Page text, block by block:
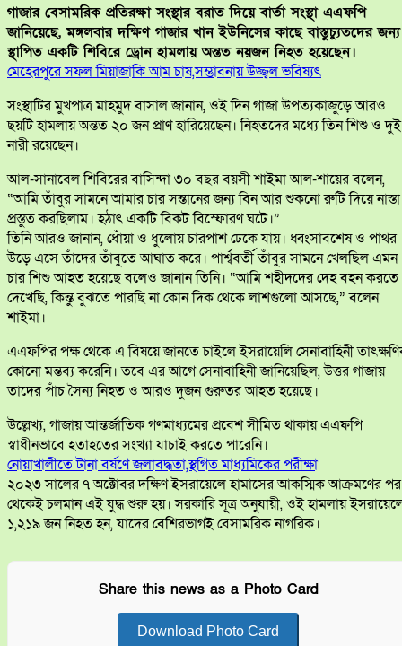
গাজার বেসামরিক প্রতিরক্ষা সংস্থার বরাত দিয়ে বার্তা সংস্থা এএফপি
জানিয়েছে, মঙ্গলবার দক্ষিণ গাজার খান ইউনিসের কাছে বাস্তুচ্যুতদের জন্য
স্থাপিত একটি শিবিরে ড্রোন হামলায় অন্তত নয়জন নিহত হয়েছেন।
মেহেরপুরে সফল মিয়াজাকি আম চাষ,সম্ভাবনায় উজ্জ্বল ভবিষ্যৎ
সংস্থাটির মুখপাত্র মাহমুদ বাসাল জানান, ওই দিন গাজা উপত্যকাজুড়ে আরও
ছয়টি হামলায় অন্তত ২০ জন প্রাণ হারিয়েছেন। নিহতদের মধ্যে তিন শিশু ও দুই
নারী রয়েছেন।
আল-সানাবেল শিবিরের বাসিন্দা ৩০ বছর বয়সী শাইমা আল-শায়ের বলেন,
“আমি তাঁবুর সামনে আমার চার সন্তানের জন্য বিন আর শুকনো রুটি দিয়ে নাস্তা
প্রস্তুত করছিলাম। হঠাৎ একটি বিকট বিস্ফোরণ ঘটে।”
তিনি আরও জানান, ধোঁয়া ও ধুলোয় চারপাশ ঢেকে যায়। ধ্বংসাবশেষ ও পাথর
উড়ে এসে তাঁদের তাঁবুতে আঘাত করে। পার্শ্ববর্তী তাঁবুর সামনে খেলছিল এমন
চার শিশু আহত হয়েছে বলেও জানান তিনি। “আমি শহীদদের দেহ বহন করতে
দেখেছি, কিন্তু বুঝতে পারছি না কোন দিক থেকে লাশগুলো আসছে,” বলেন
শাইমা।
এএফপির পক্ষ থেকে এ বিষয়ে জানতে চাইলে ইসরায়েলি সেনাবাহিনী
কোনো মন্তব্য করেনি। তবে এর আগে সেনাবাহিনী জানিয়েছিল, উত্তর গাজায়
তাদের পাঁচ সৈন্য নিহত ও আরও দুজন গুরুতর আহত হয়েছে।
উল্লেখ্য, গাজায় আন্তর্জাতিক গণমাধ্যমের প্রবেশ সীমিত থাকায় এএফপি
স্বাধীনভাবে হতাহতের সংখ্যা যাচাই করতে পারেনি।
নোয়াখালীতে টানা বর্ষণে জলাবদ্ধতা,স্থগিত মাধ্যমিকের পরীক্ষা
২০২৩ সালের ৭ অক্টোবর দক্ষিণ ইসরায়েলে হামাসের আকস্মিক আক্রমণের পর
থেকেই চলমান এই যুদ্ধ শুরু হয়। সরকারি সূত্র অনুযায়ী, ওই হামলায়
১,২১৯ জন নিহত হন, যাদের বেশিরভাগই বেসামরিক নাগরিক।
Share this news as a Photo Card
Download Photo Card